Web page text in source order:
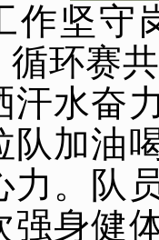
作坚守
环赛
汗水奋
队加油
力。队
强身健